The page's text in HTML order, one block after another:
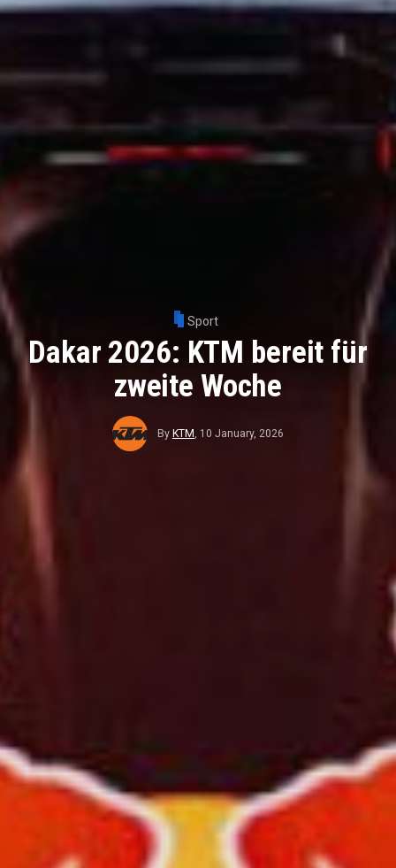
Sport
Dakar 2026: KTM bereit für
zweite Woche
By KTM, 10 January, 2026